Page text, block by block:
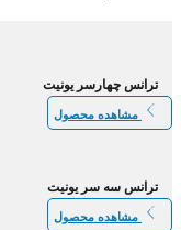
ترانس چهارسر یونیت
مشاهده محصول
ترانس سه سر یونیت
مشاهده محصول